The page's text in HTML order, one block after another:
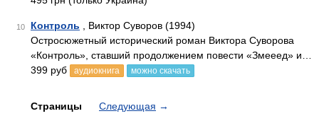
10 Контроль , Виктор Суворов (1994)
Остросюжетный исторический роман Виктора Суворова
«Контроль», ставший продолжением повести «Змееед» и…
399 руб
аудиокнига можно скачать
Страницы Следующая →